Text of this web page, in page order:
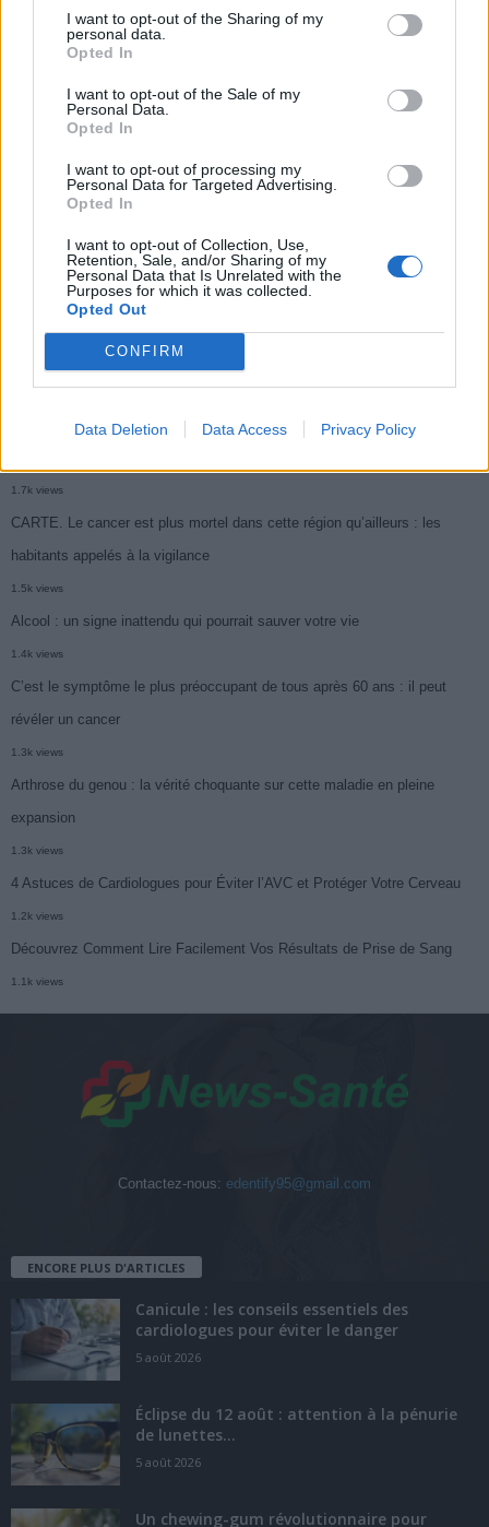
I want to opt-out of the Sharing of my
personal data.
Opted In
I want to opt-out of the Sale of my
Personal Data.
Opted In
I want to opt-out of processing my
Personal Data for Targeted Advertising.
Opted In
I want to opt-out of Collection, Use,
Retention, Sale, and/or Sharing of my
Personal Data that Is Unrelated with the
Purposes for which it was collected.
Opted Out
CONFIRM
Data Deletion Data Access Privacy Policy
éviter le danger
Populaires
Médicament retiré en urgence pour risques graves et données falsifiées
Ce cancer mortel explose chez les personnes nées après 1980 : le
symptôme à repérer
Je suis cardiologue et voici le seul chocolat que je valide : c’est le
meilleur pour le cœur
1.7k views
CARTE. Le cancer est plus mortel dans cette région qu’ailleurs : les
habitants appelés à la vigilance
1.5k views
Alcool : un signe inattendu qui pourrait sauver votre vie
1.4k views
C’est le symptôme le plus préoccupant de tous après 60 ans : il peut
révéler un cancer
1.3k views
Arthrose du genou : la vérité choquante sur cette maladie en pleine
expansion
1.3k views
4 Astuces de Cardiologues pour Éviter l’AVC et Protéger Votre Cerveau
1.2k views
Découvrez Comment Lire Facilement Vos Résultats de Prise de Sang
1.1k views
Contactez-nous: edentify95@gmail.com
ENCORE PLUS D'ARTICLES
Canicule : les conseils essentiels des
cardiologues pour éviter le danger
5 août 2026
Éclipse du 12 août : attention à la pénurie
de lunettes...
5 août 2026
Un chewing-gum révolutionnaire pour